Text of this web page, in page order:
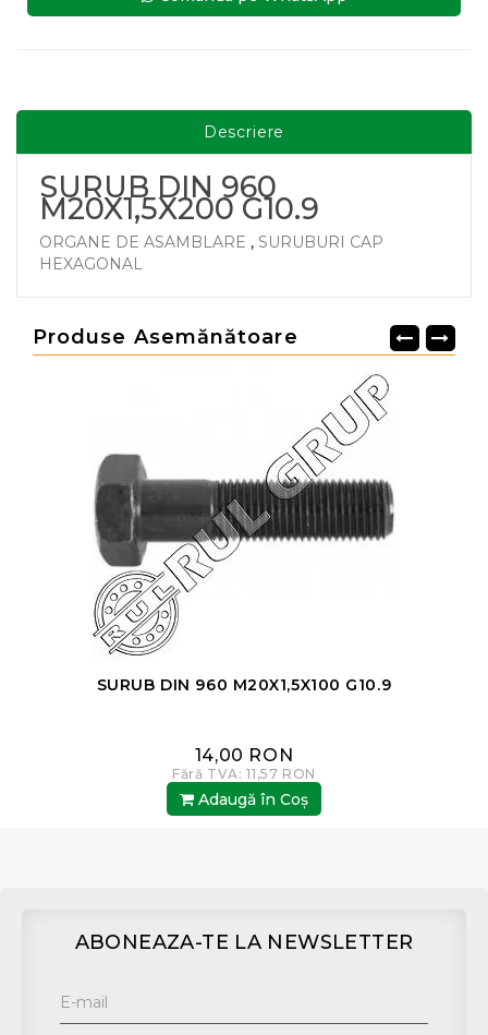
Descriere
SURUB DIN 960
M20X1,5X200 G10.9
ORGANE DE ASAMBLARE , SURUBURI CAP
HEXAGONAL
Produse Asemănătoare
SURUB DIN 960 M20X1,5X100 G10.9
14,00 RON
Fără TVA: 11,57 RON
Adaugă în Coş
ABONEAZA-TE LA NEWSLETTER